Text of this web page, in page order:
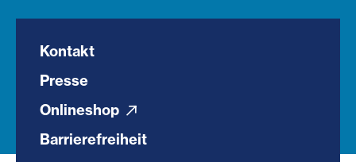
Kontakt
Presse
Onlineshop
Barrierefreiheit